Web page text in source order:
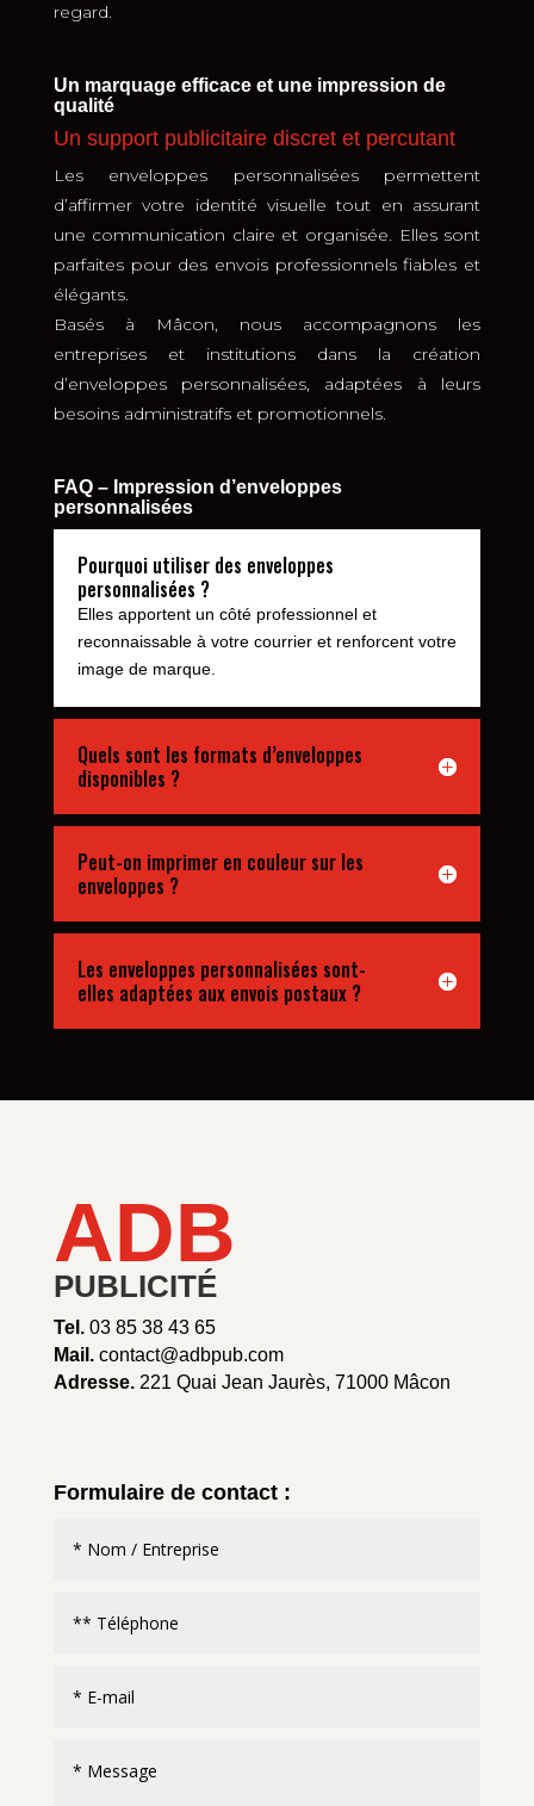
regard.
Un marquage efficace et une impression de
qualité
Un support publicitaire discret et percutant
Les enveloppes personnalisées permettent
d’affirmer votre identité visuelle tout en assurant
une communication claire et organisée. Elles sont
parfaites pour des envois professionnels fiables et
élégants.
Basés à Mâcon, nous accompagnons les
entreprises et institutions dans la création
d’enveloppes personnalisées, adaptées à leurs
besoins administratifs et promotionnels.
FAQ – Impression d’enveloppes
personnalisées
Pourquoi utiliser des enveloppes
personnalisées ?
Elles apportent un côté professionnel et
reconnaissable à votre courrier et renforcent votre
image de marque.
Quels sont les formats d’enveloppes
disponibles ?
Peut-on imprimer en couleur sur les
enveloppes ?
Les enveloppes personnalisées sont-
elles adaptées aux envois postaux ?
ADB
PUBLICITÉ
Tel.03 85 38 43 65
Mail.contact@adbpub.com
Adresse.221 Quai Jean Jaurès, 71000 Mâcon
Formulaire de contact :